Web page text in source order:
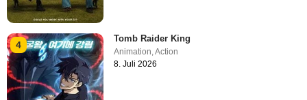
4
Tomb Raider King
Animation,Action
8. Juli 2026